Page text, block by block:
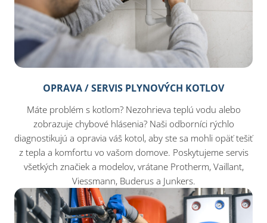
OPRAVA / SERVIS PLYNOVÝCH KOTLOV
Máte problém s kotlom? Nezohrieva teplú vodu alebo
zobrazuje chybové hlásenia? Naši odborníci rýchlo
diagnostikujú a opravia váš kotol, aby ste sa mohli opäť tešiť
z tepla a komfortu vo vašom domove. Poskytujeme servis
všetkých značiek a modelov, vrátane Protherm, Vaillant,
Viessmann, Buderus a Junkers.​